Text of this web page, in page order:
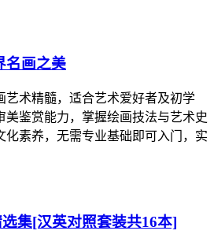
名画之美
艺术精髓，适合艺术爱好者及初学
美鉴赏能力，掌握绘画技法与艺术史
化素养，无需专业基础即可入门，实
集[汉英对照套装共16本]